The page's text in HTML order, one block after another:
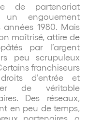
de partenariat
engouement
1980. Mais
maîtrisé, attire de
par l’argent
peu scrupuleux
franchiseurs
d’entrée et
de véritable
Des réseaux,
en peu de temps,
partenaires, a